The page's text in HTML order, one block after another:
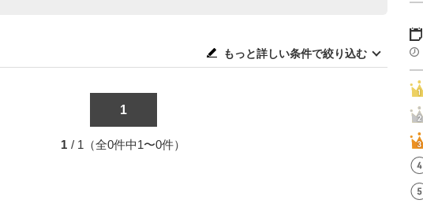
もっと詳しい条件で絞り込む
1
1 / 1（全0件中1〜0件）